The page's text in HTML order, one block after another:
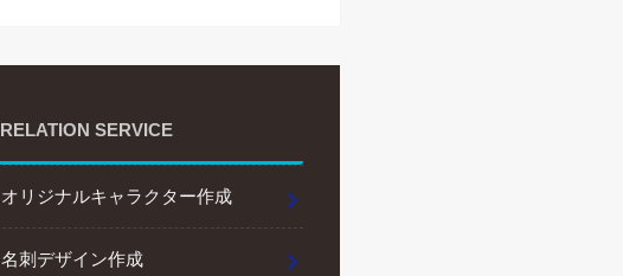
RELATION SERVICE
オリジナルキャラクター作成
名刺デザイン作成